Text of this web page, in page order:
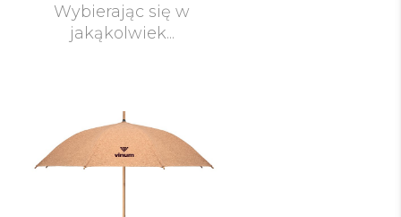
Wybierając się w
jakąkolwiek...